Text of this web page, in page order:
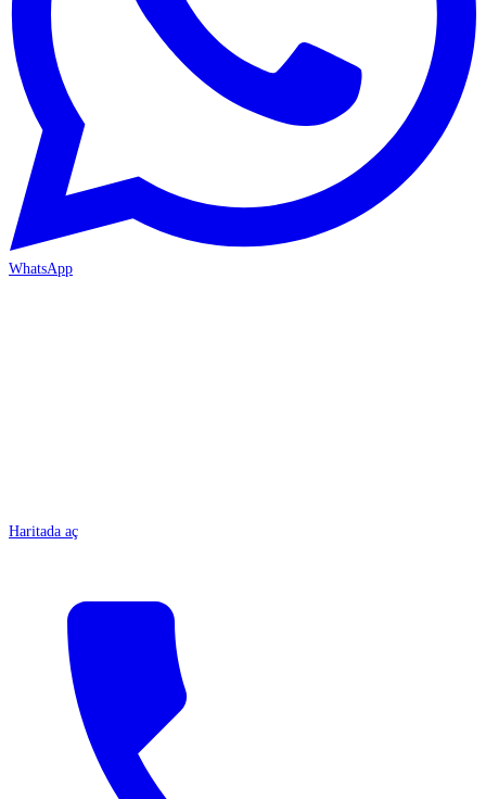
WhatsApp
Haritada aç